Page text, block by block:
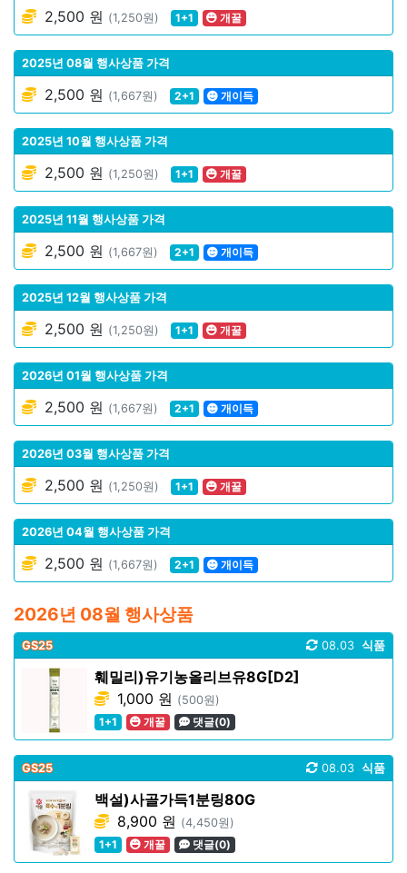
2,500 원 (1,250원) 1+1 개꿀
2025년 08월 행사상품 가격
2,500 원 (1,667원) 2+1 개이득
2025년 10월 행사상품 가격
2,500 원 (1,250원) 1+1 개꿀
2025년 11월 행사상품 가격
2,500 원 (1,667원) 2+1 개이득
2025년 12월 행사상품 가격
2,500 원 (1,250원) 1+1 개꿀
2026년 01월 행사상품 가격
2,500 원 (1,667원) 2+1 개이득
2026년 03월 행사상품 가격
2,500 원 (1,250원) 1+1 개꿀
2026년 04월 행사상품 가격
2,500 원 (1,667원) 2+1 개이득
2026년 08월 행사상품
GS25 식품
08.03
훼밀리)유기농올리브유8G[D2]
1,000 원 (500원)
1+1
개꿀 댓글(0)
GS25 식품
08.03
백설)사골가득1분링80G
8,900 원 (4,450원)
1+1
개꿀 댓글(0)